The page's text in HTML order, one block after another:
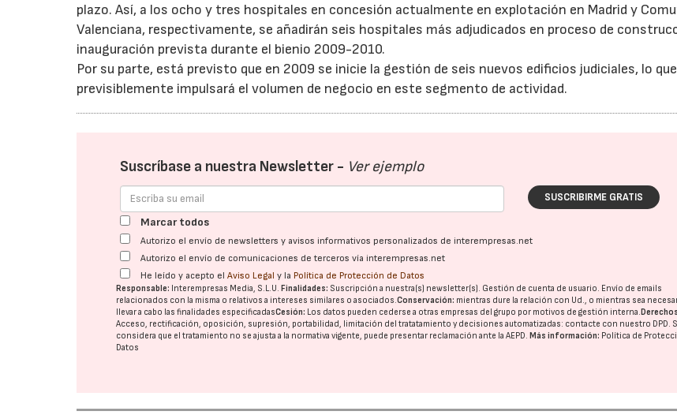
plazo. Así, a los ocho y tres hospitales en concesión actualmente en explotación en Madrid y
Valenciana, respectivamente, se añadirán seis hospitales más adjudicados en proceso de
inauguración prevista durante el bienio 2009-2010.
Por su parte, está previsto que en 2009 se inicie la gestión de seis nuevos edificios judiciales, lo que
previsiblemente impulsará el volumen de negocio en este segmento de actividad.
Suscríbase a nuestra Newsletter - Ver ejemplo
SUSCRIBIRME GRATIS
Marcar todos
Autorizo el envío de newsletters y avisos informativos personalizados de interempresas.net
Autorizo el envío de comunicaciones de terceros vía interempresas.net
He leído y acepto elAviso Legal y la Política de Protección de Datos
Responsable: Interempresas Media, S.L.U.Finalidades: Suscripción a nuestra(s) newsletter(s). Gestión de cuenta de usuario. Envío de emails
relacionados con la misma o relativos a intereses similares o asociados.Conservación: mientras dure la relación con Ud., o mientras sea
llevar a cabo las finalidades especificadasCesión: Los datos pueden cederse a otras empresas del grupo por motivos de gestión interna.
Acceso, rectificación, oposición, supresión, portabilidad, limitación del tratatamiento y decisiones automatizadas: contacte con nuestro DPD.
considera que el tratamiento no se ajusta a la normativa vigente, puede presentar reclamación ante laAEPD.Más información: Política de
Datos